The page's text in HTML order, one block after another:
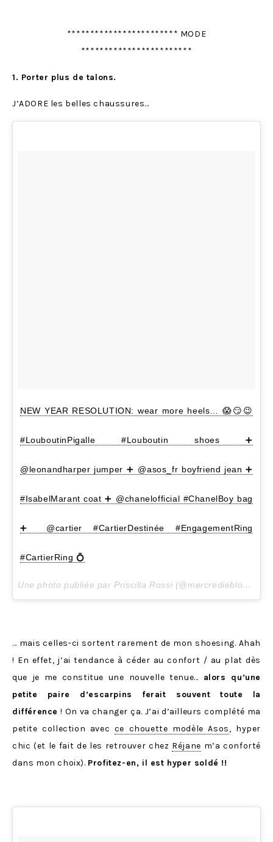
************************ MODE
************************
1. Porter plus de talons.
J’ADORE les belles chaussures…
NEW YEAR RESOLUTION: wear more heels… 😱😏😉
#LouboutinPigalle #Louboutin shoes ➕
@leonandharper jumper ➕ @asos_fr boyfriend jean ➕
#IsabelMarant coat ➕ @chanelofficial #ChanelBoy bag
➕ @cartier #CartierDestinée #EngagementRing
#CartierRing 💍
Une photo publiée par Priscilla Rossi (@mercredieblog) le
… mais celles-ci sortent rarement de mon shoesing. Ahah
! En effet, j’ai tendance à céder au confort / au plat dès
que je me constitue une nouvelle tenue… alors qu’une
petite paire d’escarpins ferait souvent toute la
différence ! On va changer ça. J’ai d’ailleurs complété ma
petite collection avec ce chouette modèle Asos, hyper
chic (et le fait de les retrouver chez Réjane m’a conforté
dans mon choix). Profitez-en, il est hyper soldé !!